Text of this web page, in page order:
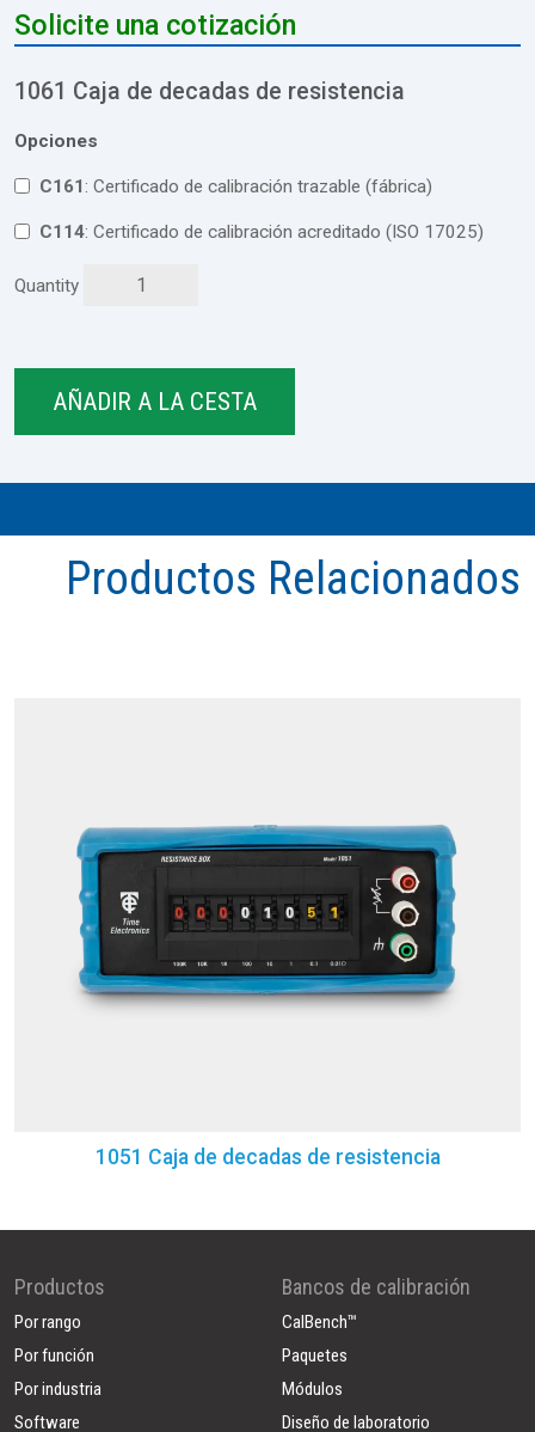
Solicite una cotización
1061 Caja de decadas de resistencia
Opciones
C161 : Certificado de calibración trazable (fábrica)
C114 : Certificado de calibración acreditado (ISO 17025)
Quantity
Productos Relacionados
1051 Caja de decadas de resistencia
Productos
Por rango
Por función
Por industria
Software
Bancos de calibración
CalBench™
Paquetes
Módulos
Diseño de laboratorio